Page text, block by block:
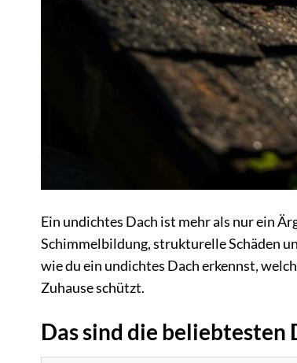
Ein undichtes Dach ist mehr als nur ein
Schimmelbildung, strukturelle Schäden
wie du ein undichtes Dach erkennst,
Zuhause schützt.
Das sind die